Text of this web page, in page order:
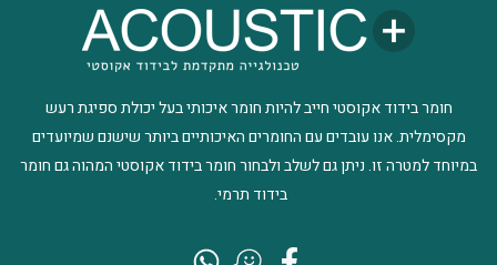
חומר בידוד אקוסטי חייב להיות חומר איכותי בעל יכולת ספיגת רעש
מקסימלית. אנו עובדים עם החומרים האיכותיים ביותר שישנם שמיועדים
במיוחד למטרה זו. ניתן גם לשלב ולבחור חומר בידוד אקוסטי המהוה גם חומר
בידוד תרמי.